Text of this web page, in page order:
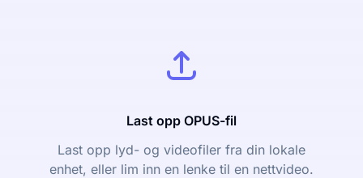
Last opp OPUS-fil
Last opp lyd- og videofiler fra din lokale
enhet, eller lim inn en lenke til en nettvideo.